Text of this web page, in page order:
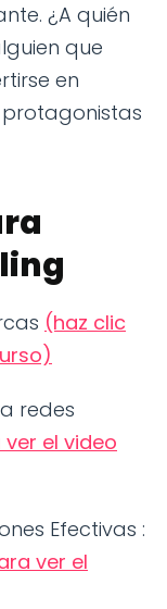
¿A quién
que
en
protagonistas
(haz clic
redes
el video
Efectivas :
ver el